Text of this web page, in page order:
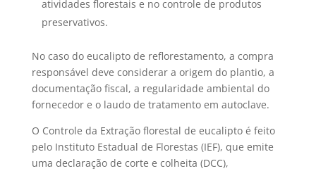
atividades florestais e no controle de produtos
preservativos.
No caso do eucalipto de reflorestamento, a compra
responsável deve considerar a origem do plantio, a
documentação fiscal, a regularidade ambiental do
fornecedor e o laudo de tratamento em autoclave.
O Controle da Extração florestal de eucalipto é feito
pelo Instituto Estadual de Florestas (IEF), que emite
uma declaração de corte e colheita (DCC),